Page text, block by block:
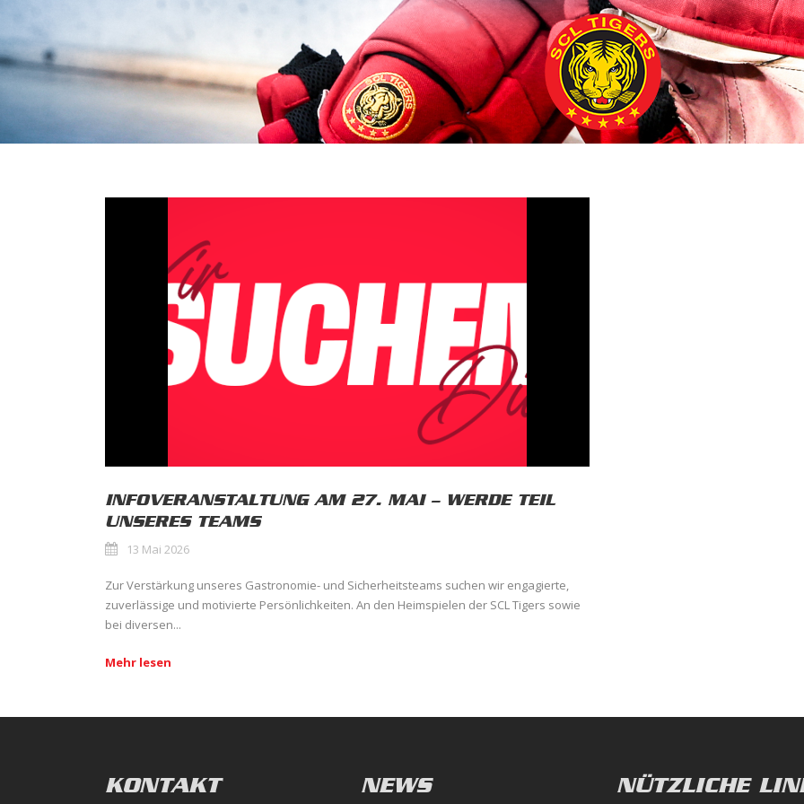
INFOVERANSTALTUNG AM 27. MAI – WERDE TEIL
UNSERES TEAMS
13 Mai 2026
Zur Verstärkung unseres Gastronomie- und Sicherheitsteams suchen wir engagierte,
zuverlässige und motivierte Persönlichkeiten. An den Heimspielen der SCL Tigers sowie
bei diversen...
Mehr lesen
KONTAKT NEWS NÜTZLICHE